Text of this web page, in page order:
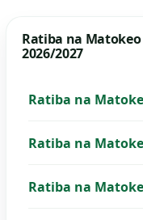
Ratiba na
2026/2027
Ratiba na
Ratiba na
Ratiba na